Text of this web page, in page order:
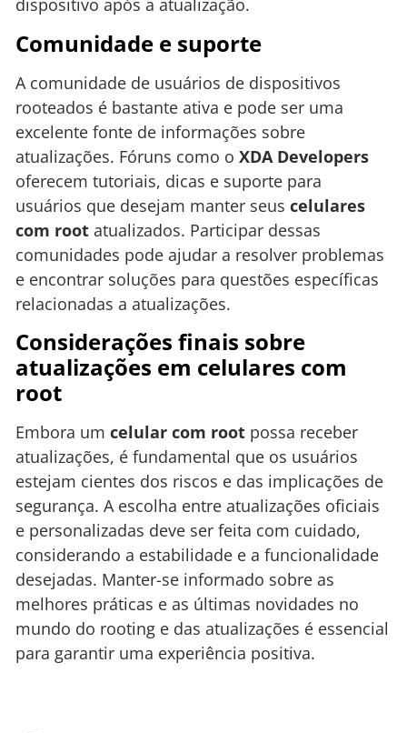
dispositivo após a atualização.
Comunidade e suporte
A comunidade de usuários de dispositivos
rooteados é bastante ativa e pode ser uma
excelente fonte de informações sobre
atualizações. Fóruns como o XDA Developers
oferecem tutoriais, dicas e suporte para
usuários que desejam manter seus celulares
com root atualizados. Participar dessas
comunidades pode ajudar a resolver problemas
e encontrar soluções para questões específicas
relacionadas a atualizações.
Considerações finais sobre
atualizações em celulares com
root
Embora um celular com root possa receber
atualizações, é fundamental que os usuários
estejam cientes dos riscos e das implicações de
segurança. A escolha entre atualizações oficiais
e personalizadas deve ser feita com cuidado,
considerando a estabilidade e a funcionalidade
desejadas. Manter-se informado sobre as
melhores práticas e as últimas novidades no
mundo do rooting e das atualizações é essencial
para garantir uma experiência positiva.